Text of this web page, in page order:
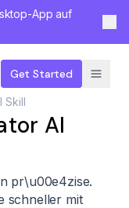
App auf
Get Started
Skill
AI
pr\u00e4zise.
schneller mit